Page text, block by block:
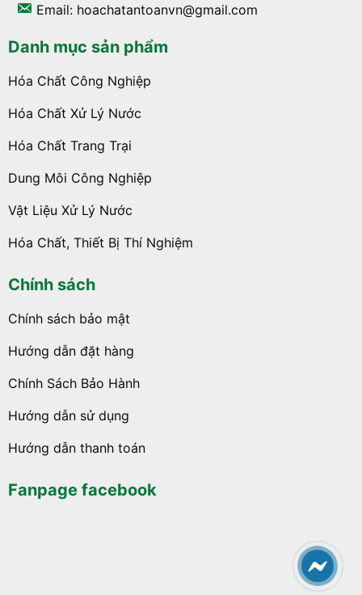
Email: hoachatantoanvn@gmail.com
Danh mục sản phẩm
Hóa Chất Công Nghiệp
Hóa Chất Xử Lý Nước
Hóa Chất Trang Trại
Dung Môi Công Nghiệp
Vật Liệu Xử Lý Nước
Hóa Chất, Thiết Bị Thí Nghiệm
Chính sách
Chính sách bảo mật
Hướng dẫn đặt hàng
Chính Sách Bảo Hành
Hướng dẫn sử dụng
Hướng dẫn thanh toán
Fanpage facebook